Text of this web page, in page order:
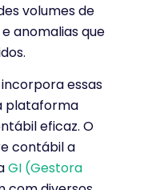
volumes de
anomalias que
incorpora essas
plataforma
eficaz. O
contábil a
GI (Gestora